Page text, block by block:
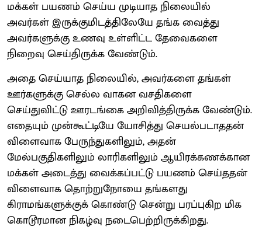
மக்கள் பயணம் செய்ய முடியாத நிலையில்
அவர்கள் இருக்குமிடத்திலேயே தங்க வைத்து
அவர்களுக்கு உணவு உள்ளிட்ட தேவைகளை
நிறைவு செய்திருக்க வேண்டும்.
அதை செய்யாத நிலையில், அவர்களை தங்கள்
ஊர்களுக்கு செல்ல வாகன வசதிகளை
செய்துவிட்டு ஊரடங்கை அறிவித்திருக்க வேண்டும்.
எதையும் முன்கூட்டியே யோசித்து செயல்படாததன்
விளைவாக பேருந்துகளிலும், அதன்
மேல்பகுதிகளிலும் லாரிகளிலும் ஆயிரக்கணக்கான
மக்கள் அடைத்து வைக்கப்பட்டு பயணம் செய்ததன்
விளைவாக தொற்றுநோயை தங்களது
கிராமங்களுக்குக் கொண்டு சென்று பரப்புகிற மிக
கொடூரமான நிகழ்வு நடைபெற்றிருக்கிறது.